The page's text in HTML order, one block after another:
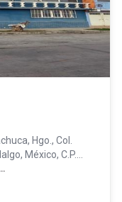
Hgo., Col.
, México, C.P.